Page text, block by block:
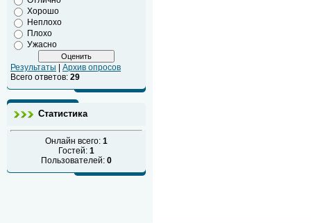
Хорошо
Неплохо
Плохо
Ужасно
Результаты
Архив опросов
Всего ответов: 29
Статистика
Онлайн всего: 1
Гостей: 1
Пользователей: 0